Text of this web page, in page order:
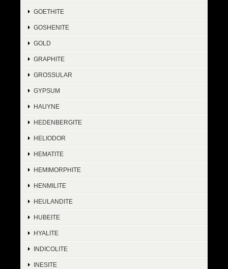
GOETHITE
GOSHENITE
GOLD
GRAPHITE
GROSSULAR
GYPSUM
HAUYNE
HEDENBERGITE
HELIODOR
HEMATITE
HEMIMORPHITE
HENMILITE
HEULANDITE
HUBEITE
HYALITE
INDICOLITE
INESITE